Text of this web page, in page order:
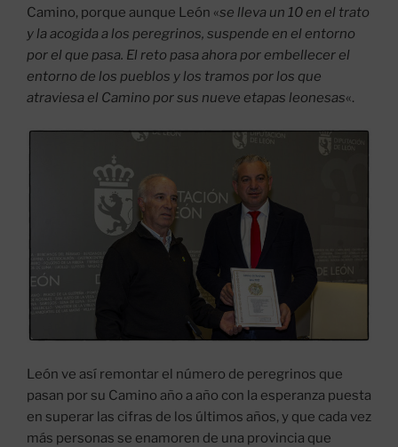
Camino, porque aunque León «se lleva un 10 en el trato
y la acogida a los peregrinos, suspende en el entorno
por el que pasa. El reto pasa ahora por embellecer el
entorno de los pueblos y los tramos por los que
atraviesa el Camino por sus nueve etapas leonesas«.
León ve así remontar el número de peregrinos que
pasan por su Camino año a año con la esperanza puesta
en superar las cifras de los últimos años, y que cada vez
más personas se enamoren de una provincia que